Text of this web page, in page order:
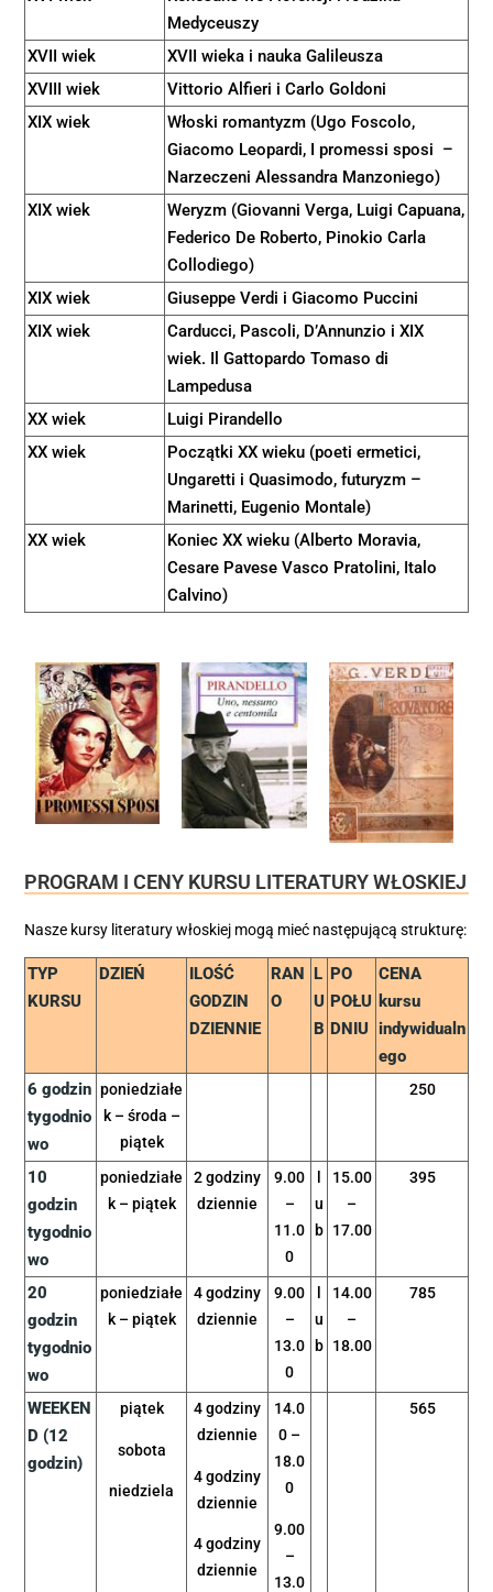
Medyceuszy
XVII wiek
XVII wieka i nauka Galileusza
XVIII wiek
Vittorio Alfieri i Carlo Goldoni
XIX wiek
Włoski romantyzm (Ugo Foscolo,
Giacomo Leopardi, I promessi sposi –
Narzeczeni Alessandra Manzoniego)
XIX wiek
Weryzm (Giovanni Verga, Luigi Capuana,
Federico De Roberto, Pinokio Carla
Collodiego)
XIX wiek
Giuseppe Verdi i Giacomo Puccini
XIX wiek
Carducci, Pascoli, D’Annunzio i XIX
wiek. Il Gattopardo Tomaso di
Lampedusa
XX wiek
Luigi Pirandello
XX wiek
Początki XX wieku (poeti ermetici,
Ungaretti i Quasimodo, futuryzm –
Marinetti, Eugenio Montale)
XX wiek
Koniec XX wieku (Alberto Moravia,
Cesare Pavese Vasco Pratolini, Italo
Calvino)
PROGRAM I CENY KURSU LITERATURY WŁOSKIEJ
Nasze kursy literatury włoskiej mogą mieć następującą strukturę:
TYP
KURSU
DZIEŃ
ILOŚĆ
GODZIN
DZIENNIE
RAN
O
L
U
B
PO
POŁU
DNIU
CENA
kursu
indywidualn
ego
6 godzin
tygodnio
wo
poniedziałe
k – środa –
piątek
250
10
godzin
tygodnio
wo
poniedziałe
k – piątek
2 godziny
dziennie
9.00
–
11.0
0
u
b
15.00
–
17.00
395
20
godzin
tygodnio
wo
poniedziałe
k – piątek
4 godziny
dziennie
9.00
–
13.0
0
u
b
14.00
–
18.00
785
WEEKEN
D (12
godzin)
piątek
sobota
niedziela
4 godziny
dziennie
4 godziny
dziennie
4 godziny
dziennie
14.0
0 –
18.0
0
9.00
–
13.0
565